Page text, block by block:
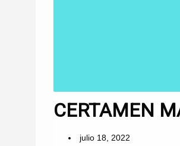
CERTAMEN
julio 18, 2022